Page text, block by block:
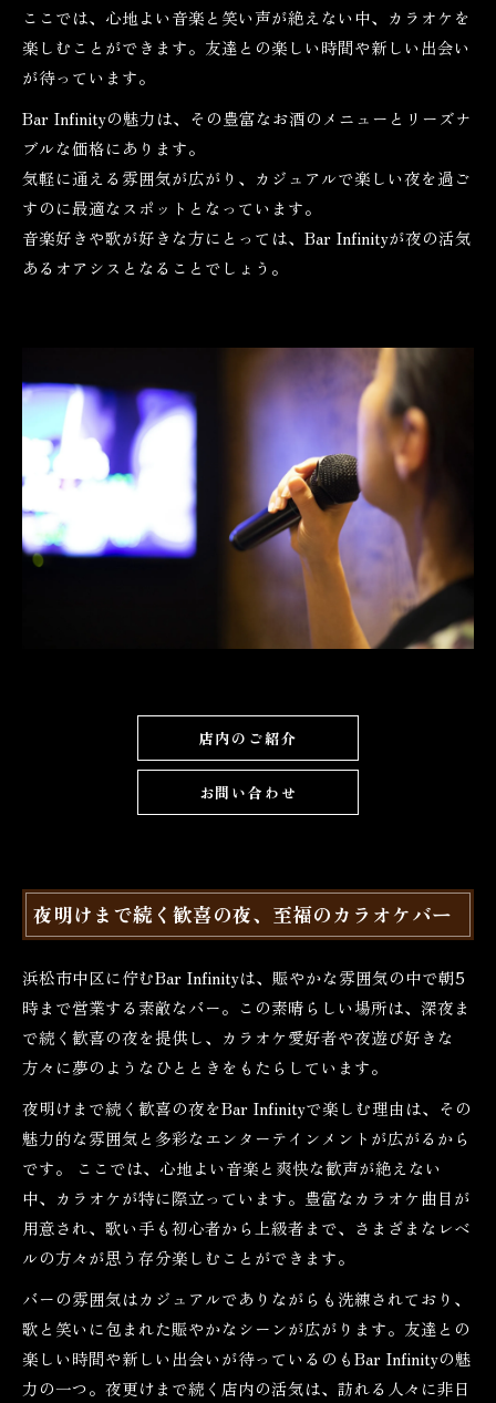
ここでは、心地よい音楽と笑い声が絶えない中、カラオケを
楽しむことができます。友達との楽しい時間や新しい出会い
が待っています。
Bar Infinityの魅力は、その豊富なお酒のメニューとリーズナ
ブルな価格にあります。
気軽に通える雰囲気が広がり、カジュアルで楽しい夜を過ご
すのに最適なスポットとなっています。
音楽好きや歌が好きな方にとっては、Bar Infinityが夜の活気
あるオアシスとなることでしょう。
店内のご紹介
お問い合わせ
夜明けまで続く歓喜の夜、至福のカラオケバー
浜松市中区に佇むBar Infinityは、賑やかな雰囲気の中で朝5
時まで営業する素敵なバー。この素晴らしい場所は、深夜ま
で続く歓喜の夜を提供し、カラオケ愛好者や夜遊び好きな
方々に夢のようなひとときをもたらしています。
夜明けまで続く歓喜の夜をBar Infinityで楽しむ理由は、その
魅力的な雰囲気と多彩なエンターテインメントが広がるから
です。 ここでは、心地よい音楽と爽快な歓声が絶えない
中、カラオケが特に際立っています。豊富なカラオケ曲目が
用意され、歌い手も初心者から上級者まで、さまざまなレベ
ルの方々が思う存分楽しむことができます。
バーの雰囲気はカジュアルでありながらも洗練されており、
歌と笑いに包まれた賑やかなシーンが広がります。友達との
楽しい時間や新しい出会いが待っているのもBar Infinityの魅
力の一つ。夜更けまで続く店内の活気は、訪れる人々に非日